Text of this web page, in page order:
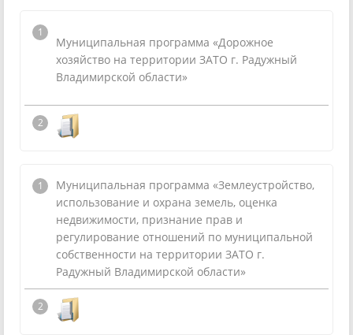
Муниципальная программа «Дорожное
хозяйство на территории ЗАТО г. Радужный
Владимирской области»
Муниципальная программа «Землеустройство,
использование и охрана земель, оценка
недвижимости, признание прав и
регулирование отношений по муниципальной
собственности на территории ЗАТО г.
Радужный Владимирской области»